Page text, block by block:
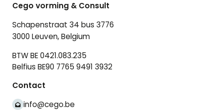
Cego vorming & Consult
Schapenstraat 34 bus 3776
3000 Leuven, Belgium
BTW BE 0421.083.235
Belfius BE90 7765 9491 3932
Contact
info@cego.be